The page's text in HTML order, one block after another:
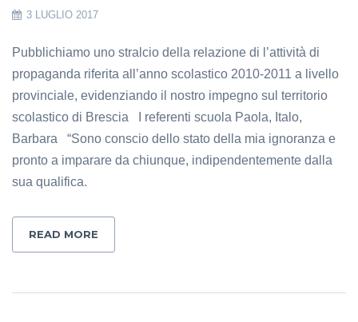
3 LUGLIO 2017
Pubblichiamo uno stralcio della relazione di l’attività di
propaganda riferita all’anno scolastico 2010-2011 a livello
provinciale, evidenziando il nostro impegno sul territorio
scolastico di Brescia I referenti scuola Paola, Italo,
Barbara “Sono conscio dello stato della mia ignoranza e
pronto a imparare da chiunque, indipendentemente dalla
sua qualifica.
READ MORE